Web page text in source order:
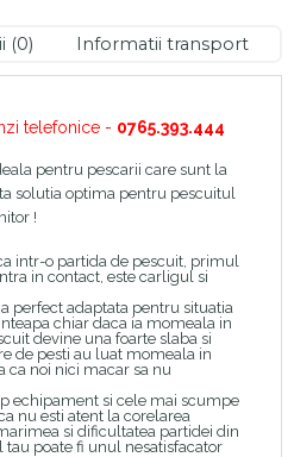
(0) Informatii transport
telefonice - 0765.393.444
pentru pescarii care sunt la
solutia optima pentru pescuitul
!
intr-o partida de pescuit, primul
in contact, este carligul si
perfect adaptata pentru situatia
chiar daca ia momeala in
devine una foarte slaba si
de pesti au luat momeala in
ca noi nici macar sa nu
echipament si cele mai scumpe
nu esti atent la corelarea
si dificultatea partidei din
poate fi unul nesatisfacator